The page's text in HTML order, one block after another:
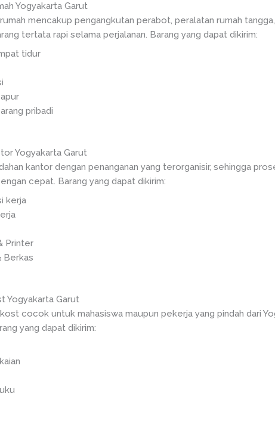
Yogyakarta Garut
rumah mencakup pengangkutan perabot, peralatan rumah
tertata rapi selama perjalanan. Barang yang dapat dikirim:
tidur
pribadi
Yogyakarta Garut
kantor dengan penanganan yang terorganisir, sehingga
cepat. Barang yang dapat dikirim:
kerja
Printer
Berkas
Yogyakarta Garut
kost cocok untuk mahasiswa maupun pekerja yang pindah dari
yang dapat dikirim: